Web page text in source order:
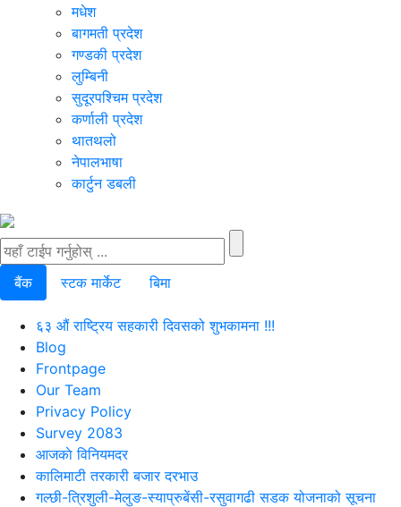
मधेश
बागमती प्रदेश
गण्डकी प्रदेश
लुम्बिनी
सुदूरपश्चिम प्रदेश
कर्णाली प्रदेश
थातथलो
नेपालभाषा
कार्टुन डबली
बैंक स्टक मार्केट बिमा
६३ औं राष्ट्रिय सहकारी दिवसको शुभकामना !!!
Blog
Frontpage
Our Team
Privacy Policy
Survey 2083
आजकाे विनियमदर
कालिमाटी तरकारी बजार दरभाउ
गल्छी-त्रिशुली-मेलुङ-स्याप्रुबेंसी-रसुवागढी सडक योजनाको सूचना